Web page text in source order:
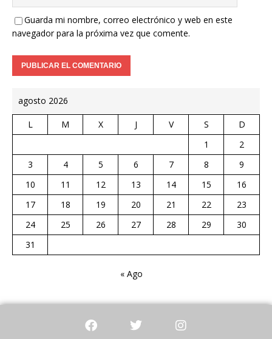
Guarda mi nombre, correo electrónico y web en este
navegador para la próxima vez que comente.
agosto 2026
L M X J V S
D
1
2
3
4 5 6 7 8
9
10
11 12 13 14 15
16
17
18 19 20 21 22
23
24
25 26 27 28 29
30
31
« Ago